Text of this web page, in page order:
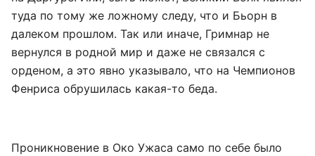
туда по тому же ложному следу, что и Бьорн в
далеком прошлом. Так или иначе, Гримнар не
вернулся в родной мир и даже не связался с
орденом, а это явно указывало, что на Чемпионов
Фенриса обрушилась какая-то беда.
Проникновение в Око Ужаса само по себе было